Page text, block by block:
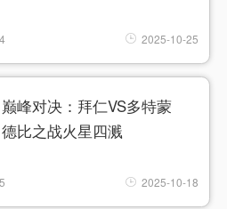
2025-10-25
峰对决：拜仁VS多特蒙
比之战火星四溅
2025-10-18